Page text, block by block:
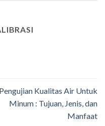
Pengujian Kualitas Air Untuk
Minum : Tujuan, Jenis, dan
Manfaat